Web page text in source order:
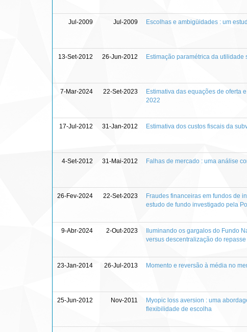
Jul-2009 Jul-2009 Escolhas e ambigüidades : um
13-Set-2012 26-Jun-2012 Estimação paramétrica da utilidade
7-Mar-2024 22-Set-2023
Estimativa das equações de oferta
2022
17-Jul-2012 31-Jan-2012 Estimativa dos custos fiscais da
4-Set-2012 31-Mai-2012 Falhas de mercado : uma análise
26-Fev-2024 22-Set-2023
Fraudes financeiras em fundos de
estudo de fundo investigado pela
9-Abr-2024 2-Out-2023
Iluminando os gargalos do Fundo
versus descentralização do
23-Jan-2014 26-Jul-2013 Momento e reversão à média no
25-Jun-2012 Nov-2011
Myopic loss aversion : uma
flexibilidade de escolha